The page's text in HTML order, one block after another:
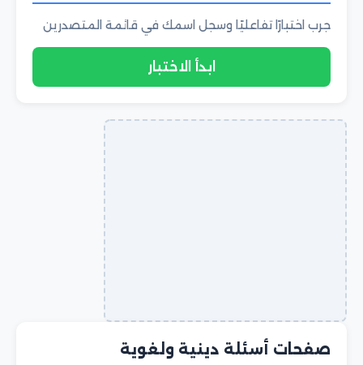
جرب اختبارًا تفاعليًا وسجل اسمك في قائمة المتصدرين
ابدأ الاختبار
صفحات أسئلة دينية ولغوية